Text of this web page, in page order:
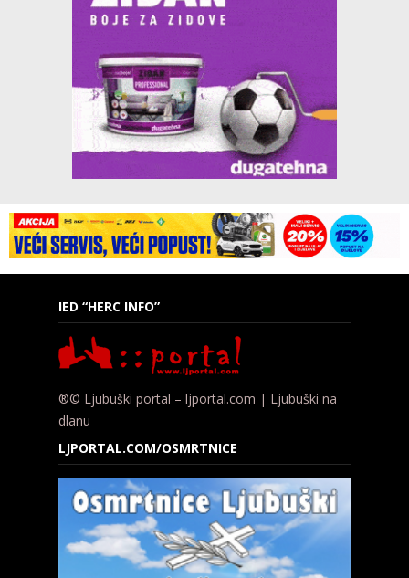
IED “HERC INFO”
®© Ljubuški portal – ljportal.com | Ljubuški na
dlanu
LJPORTAL.COM/OSMRTNICE